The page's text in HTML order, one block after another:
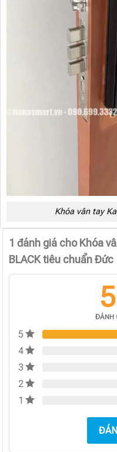
Khóa vân tay
1 đánh giá choKhóa
BLACK tiêu chuẩn Đức
ĐÁNH
5
4
3
2
1